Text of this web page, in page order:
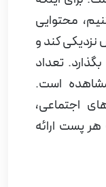
محتوایی
نزدیکی کند و
تعداد
است.
اجتماعی،
پست ارائه